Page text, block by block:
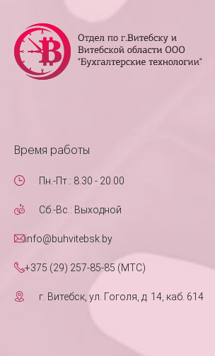
Время работы
Пн.-Пт.: 8.30 - 20.00
Сб.-Вс.: Выходной
info@buhvitebsk.by
+375 (29) 257-85-85 (MTC)
г. Витебск, ул. Гоголя, д. 14, каб. 614